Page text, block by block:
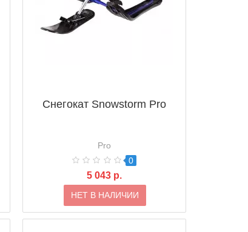
Снегокат Snowstorm Pro
Pro
0
5 043 р.
НЕТ В НАЛИЧИИ